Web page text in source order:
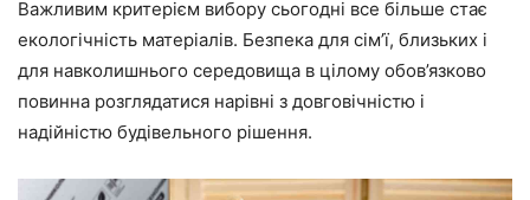
Важливим критерієм вибору сьогодні все більше стає
екологічність матеріалів. Безпека для сім’ї, близьких і
для навколишнього середовища в цілому обов’язково
повинна розглядатися нарівні з довговічністю і
надійністю будівельного рішення.